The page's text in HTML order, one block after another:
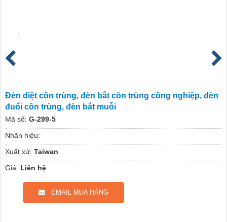
Đèn diệt côn trùng, đèn bắt côn trùng công nghiệp, đèn
đuổi côn trùng, đèn bắt muỗi
Mã số: G-299-5
Nhãn hiệu:
Xuất xứ: Taiwan
Giá: Liên hệ
EMAIL MUA HÀNG